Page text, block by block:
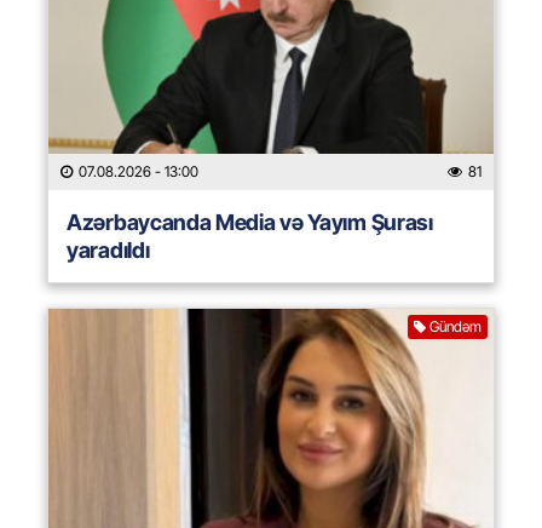
07.08.2026 - 13:00 81
Azərbaycanda Media və Yayım Şurası
yaradıldı
Gündəm